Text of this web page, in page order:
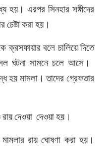
হয়। এরপর সিনহার সঙ্গীদের
চেষ্টা করা হয়।
বলে চালিয়ে দিতে
ঘটনা সামনে চলে আসে।
হয় মামলা। তাদের গ্রেফতার
দেওয়া  দেওয়া হয়।
রায় ঘোষণা করা হয়।